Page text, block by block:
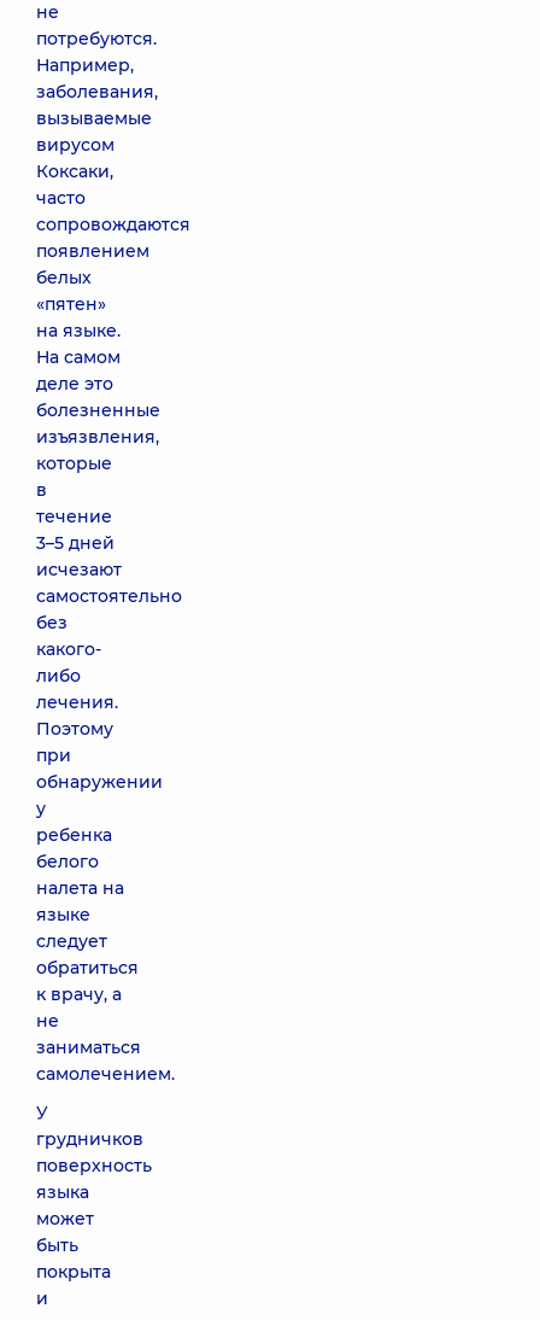
не
потребуются.
Например,
заболевания,
вызываемые
вирусом
Коксаки,
часто
сопровождаются
появлением
белых
«пятен»
на языке.
На самом
деле это
болезненные
изъязвления,
которые
в
течение
3–5 дней
исчезают
самостоятельно
без
какого-
либо
лечения.
Поэтому
при
обнаружении
у
ребенка
белого
налета на
языке
следует
обратиться
к врачу, а
не
заниматься
самолечением.
У
грудничков
поверхность
языка
может
быть
покрыта
и